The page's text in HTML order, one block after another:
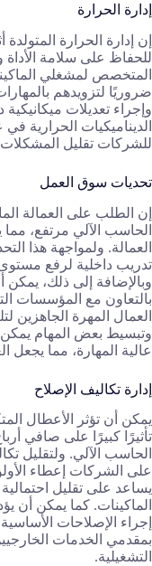
إدارة الحرارة
إن إدارة الحرارة المتولدة
للحفاظ على سلامة الأداة
المتخصص لمشغلي
ضروريًا لتزويدهم
وإجراء تعديلات
الديناميكيات الحرارية
للشركات تقليل المشكلات
تحديات سوق العمل
إن الطلب على العمالة
الحاسب الآلي مرتفع،
العمالة. ولمواجهة هذا
تدريب داخلية لرفع
وبالإضافة إلى ذلك،
بالتعاون مع المؤسسات
العمال المهرة الجاهزين
وتبسيط بعض المهام يمكن
عالية المهارة، مما يجعل
إدارة تكاليف الإصلاح
يمكن أن تؤثر الأعطال
تأثيرًا كبيرًا على صافي
الحاسب الآلي. ولتقليل
على الشركات إعطاء
يساعد على تقليل
الماكينات. كما يمكن أن
إجراء الإصلاحات
بمقدمي الخدمات
التشغيلية.